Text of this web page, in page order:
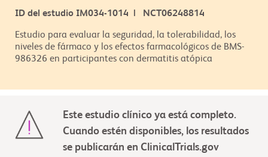
ID del estudio IM034-1014 | NCT06248814
Estudio para evaluar la seguridad, la tolerabilidad, los
niveles de fármaco y los efectos farmacológicos de BMS-
986326 en participantes con dermatitis atópica
Este estudio clínico ya está completo.
Cuando estén disponibles, los resultados
se publicarán en ClinicalTrials.gov